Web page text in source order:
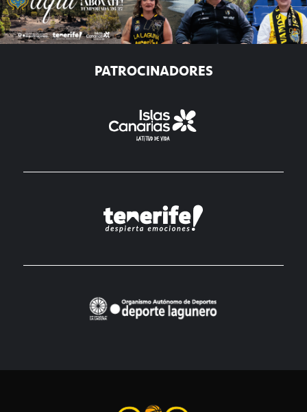
PATROCINADORES